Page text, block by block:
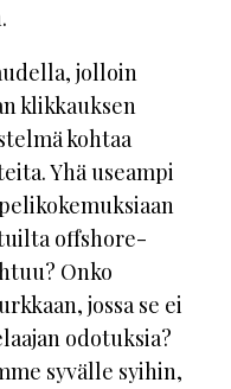
jolloin
klikkauksen
kohtaa
Yhä useampi
offshore-
Onko
jossa se ei
odotuksia?
syvälle syihin,